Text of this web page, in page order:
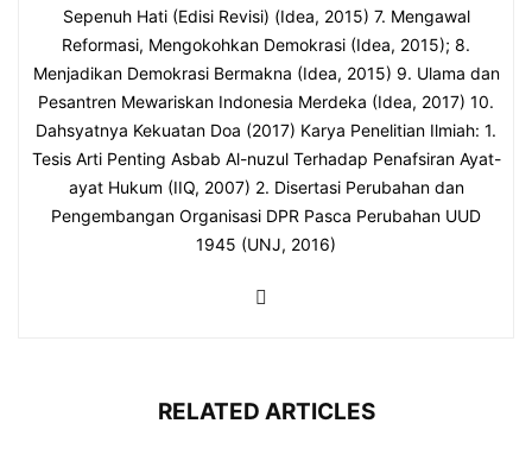
Sepenuh Hati (Edisi Revisi) (Idea, 2015) 7. Mengawal
Reformasi, Mengokohkan Demokrasi (Idea, 2015); 8.
Menjadikan Demokrasi Bermakna (Idea, 2015) 9. Ulama dan
Pesantren Mewariskan Indonesia Merdeka (Idea, 2017) 10.
Dahsyatnya Kekuatan Doa (2017) Karya Penelitian Ilmiah: 1.
Tesis Arti Penting Asbab Al-nuzul Terhadap Penafsiran Ayat-
ayat Hukum (IIQ, 2007) 2. Disertasi Perubahan dan
Pengembangan Organisasi DPR Pasca Perubahan UUD
1945 (UNJ, 2016)
RELATED ARTICLES